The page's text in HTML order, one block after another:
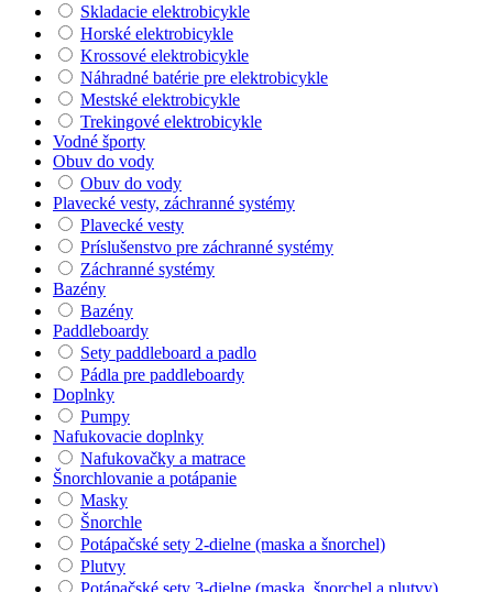
Skladacie elektrobicykle
Horské elektrobicykle
Krossové elektrobicykle
Náhradné batérie pre elektrobicykle
Mestské elektrobicykle
Trekingové elektrobicykle
Vodné športy
Obuv do vody
Obuv do vody
Plavecké vesty, záchranné systémy
Plavecké vesty
Príslušenstvo pre záchranné systémy
Záchranné systémy
Bazény
Bazény
Paddleboardy
Sety paddleboard a padlo
Pádla pre paddleboardy
Doplnky
Pumpy
Nafukovacie doplnky
Nafukovačky a matrace
Šnorchlovanie a potápanie
Masky
Šnorchle
Potápačské sety 2-dielne (maska a šnorchel)
Plutvy
Potápačské sety 3-dielne (maska, šnorchel a plutvy)